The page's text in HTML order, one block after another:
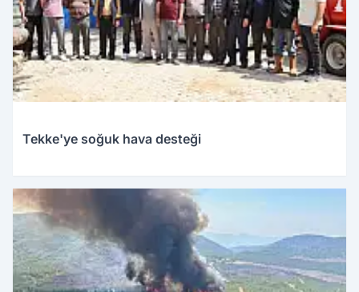
Tekke'ye soğuk hava desteği